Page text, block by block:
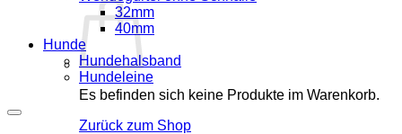
Es befinden sich keine Produkte im Warenkorb.
Zurück zum Shop
32mm
40mm
Hunde
Hundehalsband
Hundeleine